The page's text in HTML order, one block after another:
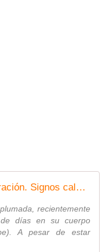
Escritura Teotihuacana. Numeración. Signos calendáricos. Topónimos, títulos y nombres. Plaza de los Glifos en La Ventilla.
recientemente
días en su cuerpo
A pesar de estar